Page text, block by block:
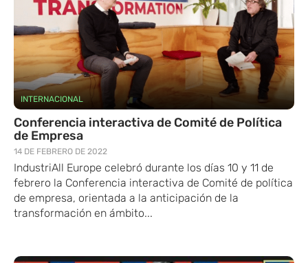
INTERNACIONAL
Conferencia interactiva de Comité de Política
de Empresa
14 DE FEBRERO DE 2022
IndustriAll Europe celebró durante los días 10 y 11 de
febrero la Conferencia interactiva de Comité de política
de empresa, orientada a la anticipación de la
transformación en ámbito...